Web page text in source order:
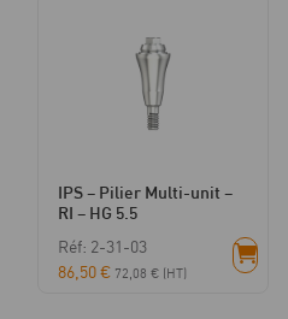
IPS – Pilier Multi-unit –
RI – HG 5.5
Réf: 2-31-03
86,50€ 72,08 € (HT)